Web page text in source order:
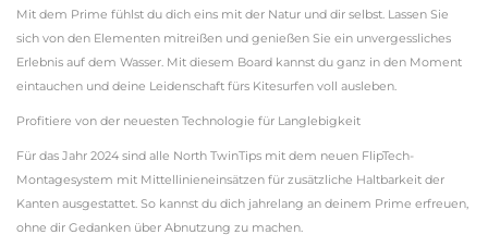
Mit dem Prime fühlst du dich eins mit der Natur und dir selbst. Lassen Sie
sich von den Elementen mitreißen und genießen Sie ein unvergessliches
Erlebnis auf dem Wasser. Mit diesem Board kannst du ganz in den Moment
eintauchen und deine Leidenschaft fürs Kitesurfen voll ausleben.
Profitiere von der neuesten Technologie für Langlebigkeit
Für das Jahr 2024 sind alle North TwinTips mit dem neuen FlipTech-
Montagesystem mit Mittellinieneinsätzen für zusätzliche Haltbarkeit der
Kanten ausgestattet. So kannst du dich jahrelang an deinem Prime erfreuen,
ohne dir Gedanken über Abnutzung zu machen.